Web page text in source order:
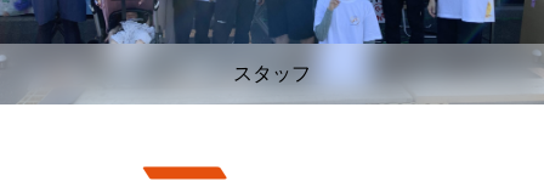
スタッフ